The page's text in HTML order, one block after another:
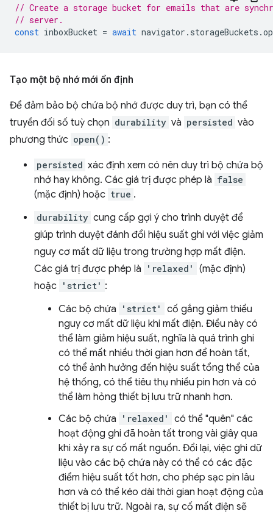
// Create a storage bucket for emails that are
// server.
const inboxBucket = await navigator . storageBuckets .
Tạo một bộ nhớ mới ổn định
Để đảm bảo bộ chứa bộ nhớ được duy trì, bạn có thể
truyền đối số tuỳ chọn durability và persisted vào
phương thức open() :
persisted xác định xem có nên duy trì bộ chứa bộ
nhớ hay không. Các giá trị được phép là false
(mặc định) hoặc true .
durability cung cấp gợi ý cho trình duyệt để
giúp trình duyệt đánh đổi hiệu suất ghi với việc giảm
nguy cơ mất dữ liệu trong trường hợp mất điện.
Các giá trị được phép là
'relaxed'
(mặc định)
hoặc 'strict' :
Các bộ chứa
'strict'
cố gắng giảm thiểu
nguy cơ mất dữ liệu khi mất điện. Điều này có
thể làm giảm hiệu suất, nghĩa là quá trình ghi
có thể mất nhiều thời gian hơn để hoàn tất,
có thể ảnh hưởng đến hiệu suất tổng thể của
hệ thống, có thể tiêu thụ nhiều pin hơn và có
thể làm hỏng thiết bị lưu trữ nhanh hơn.
Các bộ chứa
'relaxed'
có thể "quên" các
hoạt động ghi đã hoàn tất trong vài giây qua
khi xảy ra sự cố mất nguồn. Đổi lại, việc ghi dữ
liệu vào các bộ chứa này có thể có các đặc
điểm hiệu suất tốt hơn, cho phép sạc pin lâu
hơn và có thể kéo dài thời gian hoạt động của
thiết bị lưu trữ. Ngoài ra, sự cố mất điện sẽ